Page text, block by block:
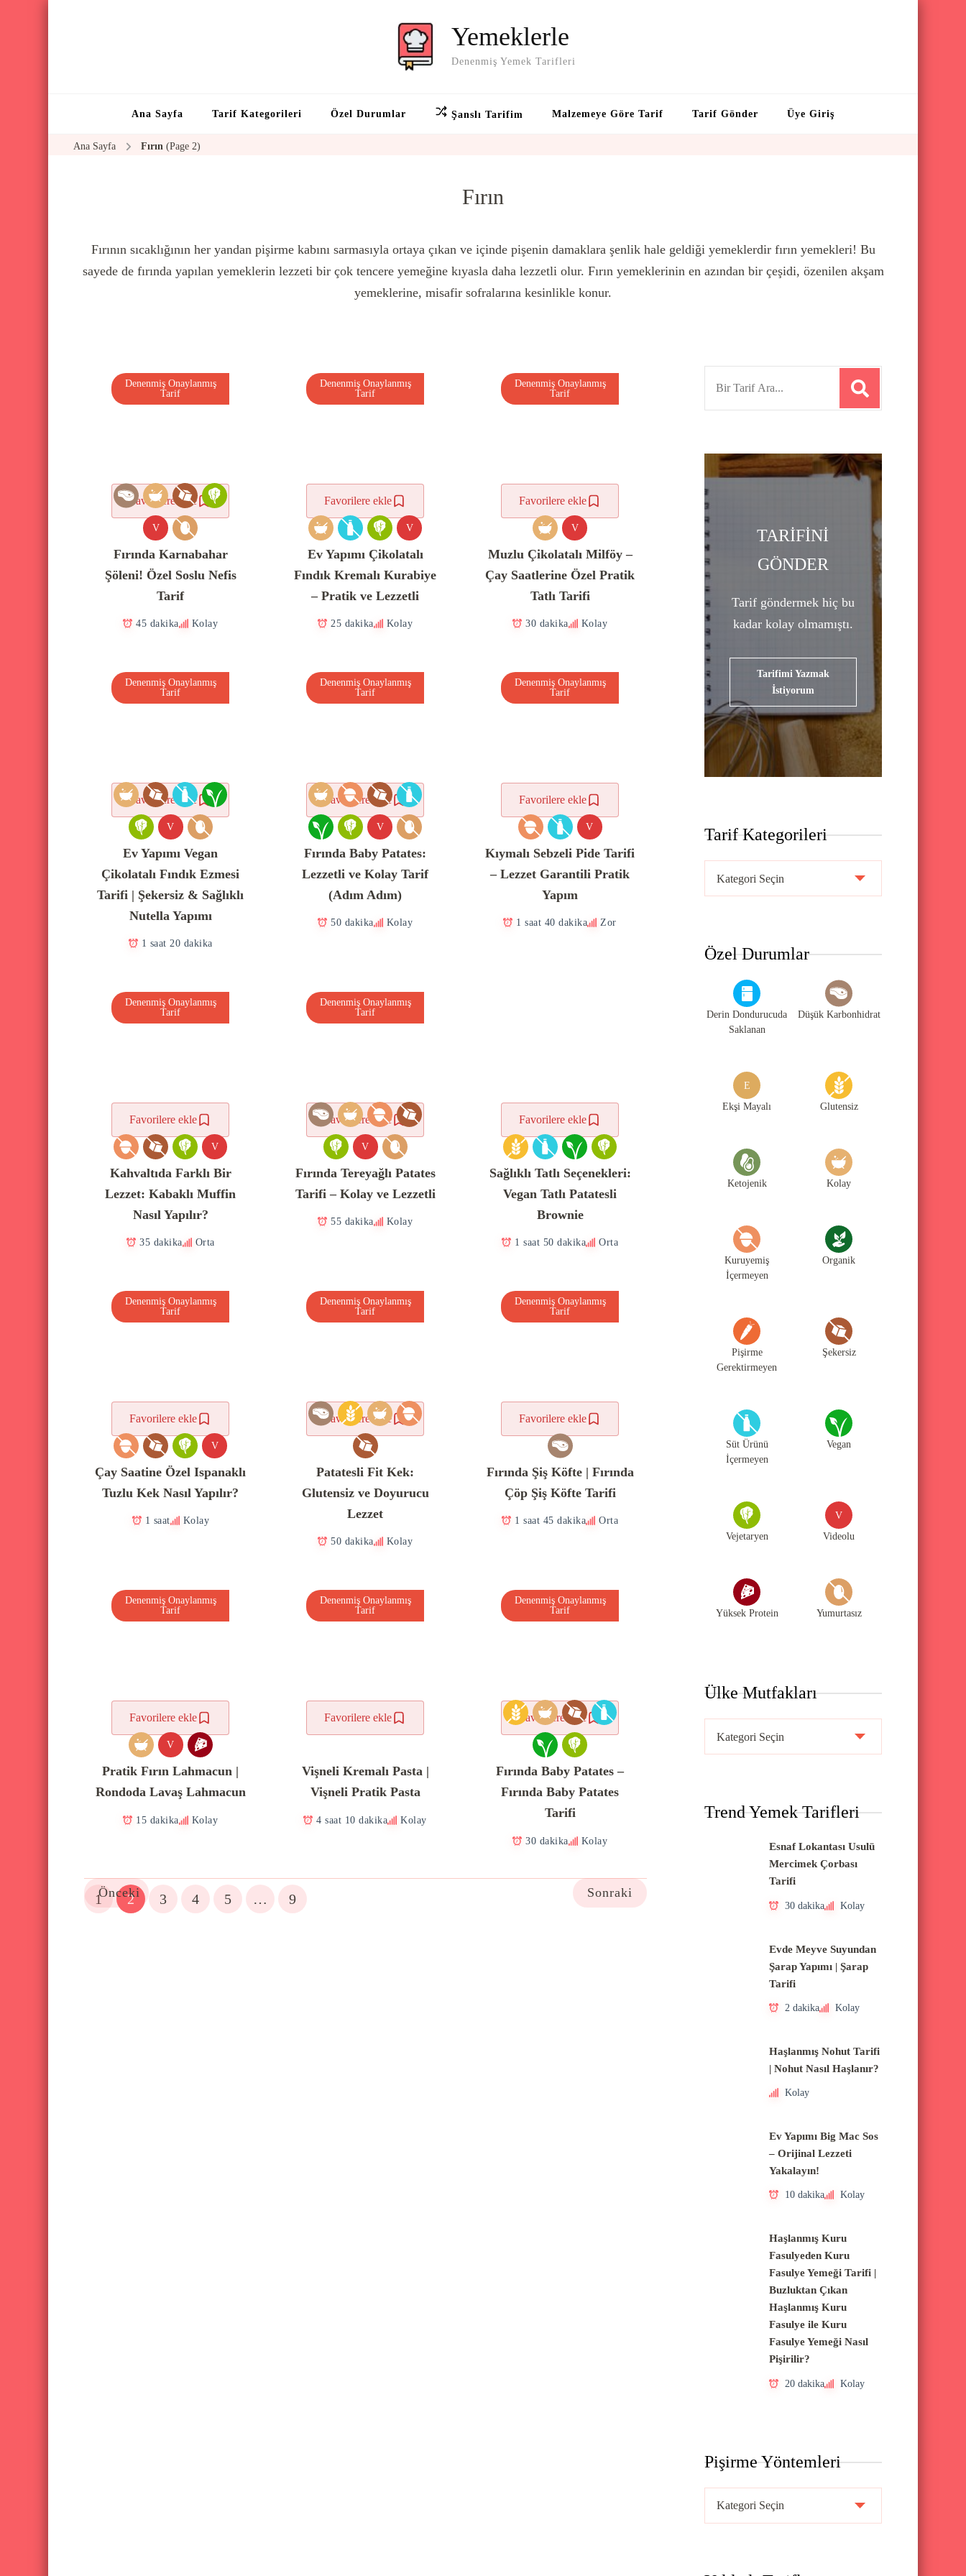
Yemeklerle
Denenmiş Yemek Tarifleri
Ana Sayfa Tarif Kategorileri Özel Durumlar Şanslı Tarifim Malzemeye Göre Tarif Tarif Gönder Üye Giriş
Ana Sayfa Fırın (Page 2)
Fırın
Fırının sıcaklığının her yandan pişirme kabını sarmasıyla ortaya çıkan ve içinde pişenin damaklara şenlik hale geldiği yemeklerdir fırın yemekleri! Bu
sayede de fırında yapılan yemeklerin lezzeti bir çok tencere yemeğine kıyasla daha lezzetli olur. Fırın yemeklerinin en azından bir çeşidi, özenilen akşam
yemeklerine, misafir sofralarına kesinlikle konur.
Favorilere ekle
Denenmiş Onaylanmış
Tarif
V
Fırında Karnabahar
Şöleni! Özel Soslu Nefis
Tarif
45 dakika Kolay
Favorilere ekle
Denenmiş Onaylanmış
Tarif
V
Ev Yapımı Çikolatalı
Fındık Kremalı Kurabiye
– Pratik ve Lezzetli
25 dakika Kolay
Favorilere ekle
Denenmiş Onaylanmış
Tarif
V
Muzlu Çikolatalı Milföy –
Çay Saatlerine Özel Pratik
Tatlı Tarifi
30 dakika Kolay
Favorilere ekle
Denenmiş Onaylanmış
Tarif
V
Ev Yapımı Vegan
Çikolatalı Fındık Ezmesi
Tarifi | Şekersiz & Sağlıklı
Nutella Yapımı
1 saat 20 dakika
Favorilere ekle
Denenmiş Onaylanmış
Tarif
V
Fırında Baby Patates:
Lezzetli ve Kolay Tarif
(Adım Adım)
50 dakika Kolay
Favorilere ekle
Denenmiş Onaylanmış
Tarif
V
Kıymalı Sebzeli Pide Tarifi
– Lezzet Garantili Pratik
Yapım
1 saat 40 dakika Zor
Favorilere ekle
Denenmiş Onaylanmış
Tarif
V
Kahvaltıda Farklı Bir
Lezzet: Kabaklı Muffin
Nasıl Yapılır?
35 dakika Orta
Favorilere ekle
Denenmiş Onaylanmış
Tarif
V
Fırında Tereyağlı Patates
Tarifi – Kolay ve Lezzetli
55 dakika Kolay
Favorilere ekle
Sağlıklı Tatlı Seçenekleri:
Vegan Tatlı Patatesli
Brownie
1 saat 50 dakika Orta
Favorilere ekle
Denenmiş Onaylanmış
Tarif
V
Çay Saatine Özel Ispanaklı
Tuzlu Kek Nasıl Yapılır?
1 saat Kolay
Favorilere ekle
Denenmiş Onaylanmış
Tarif
Patatesli Fit Kek:
Glutensiz ve Doyurucu
Lezzet
50 dakika Kolay
Favorilere ekle
Denenmiş Onaylanmış
Tarif
Fırında Şiş Köfte | Fırında
Çöp Şiş Köfte Tarifi
1 saat 45 dakika Orta
Favorilere ekle
Denenmiş Onaylanmış
Tarif
V
Pratik Fırın Lahmacun |
Rondoda Lavaş Lahmacun
15 dakika Kolay
Favorilere ekle
Denenmiş Onaylanmış
Tarif
Vişneli Kremalı Pasta |
Vişneli Pratik Pasta
4 saat 10 dakika Kolay
Favorilere ekle
Denenmiş Onaylanmış
Tarif
Fırında Baby Patates –
Fırında Baby Patates
Tarifi
30 dakika Kolay
Önceki
1 2 3 4 5 … 9 Sonraki
f
o
r
:
TARİFİNİ
GÖNDER
Tarif göndermek hiç bu
kadar kolay olmamıştı.
Tarifimi Yazmak
İstiyorum
Tarif Kategorileri
a
f
t
Özel Durumlar
Derin Dondurucuda
Saklanan
Düşük Karbonhidrat
E
Ekşi Mayalı Glutensiz
Ketojenik Kolay
Kuruyemiş
İçermeyen
Organik
Pişirme
Gerektirmeyen
Şekersiz
Süt Ürünü
İçermeyen
Vegan
Vejetaryen
V
Videolu
Yüksek Protein Yumurtasız
Ülke Mutfakları
l
M
Trend Yemek Tarifleri
Esnaf Lokantası Usulü
Mercimek Çorbası
Tarifi
30 dakika Kolay
Evde Meyve Suyundan
Şarap Yapımı | Şarap
Tarifi
2 dakika Kolay
Haşlanmış Nohut Tarifi
| Nohut Nasıl Haşlanır?
Kolay
Ev Yapımı Big Mac Sos
– Orijinal Lezzeti
Yakalayın!
10 dakika Kolay
Haşlanmış Kuru
Fasulyeden Kuru
Fasulye Yemeği Tarifi |
Buzluktan Çıkan
Haşlanmış Kuru
Fasulye ile Kuru
Fasulye Yemeği Nasıl
Pişirilir?
20 dakika Kolay
Pişirme Yöntemleri